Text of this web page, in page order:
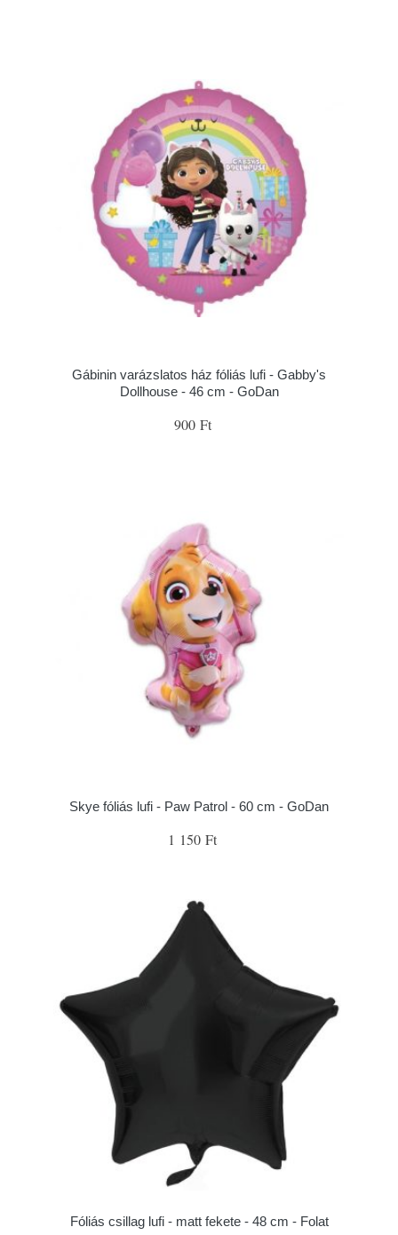
Gábinin varázslatos ház fóliás lufi - Gabby's
Dollhouse - 46 cm - GoDan
900 Ft
Skye fóliás lufi - Paw Patrol - 60 cm - GoDan
1 150 Ft
Fóliás csillag lufi - matt fekete - 48 cm - Folat